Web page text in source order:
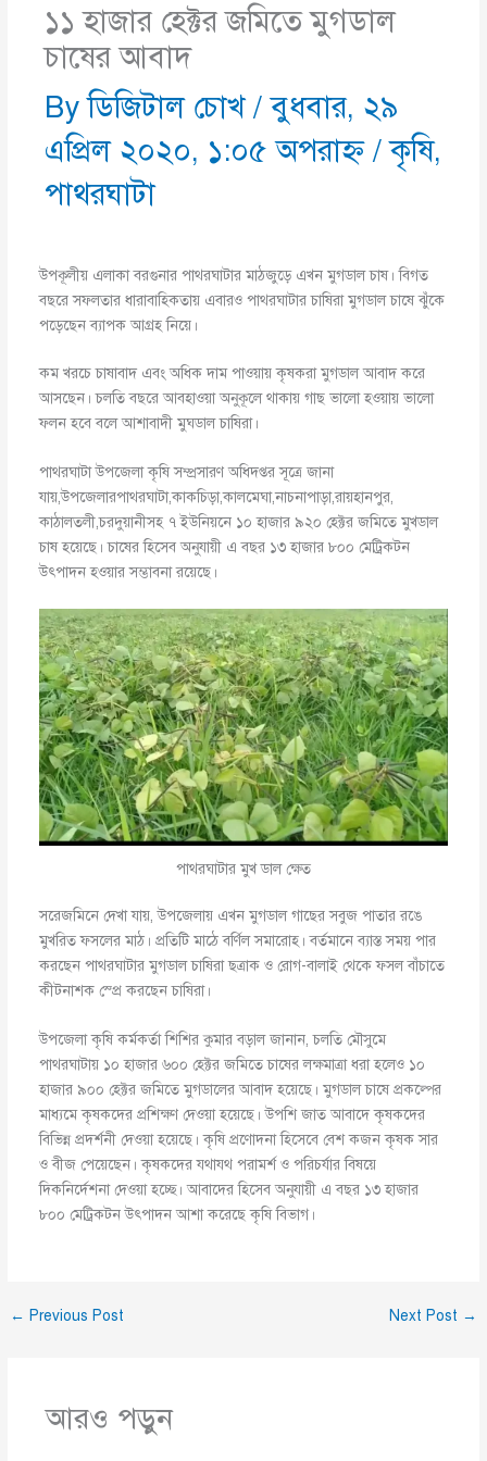
১১ হাজার হেক্টর জমিতে মুগডাল
চাষের আবাদ
Byডিজিটাল চোখ/বুধবার, ২৯
এপ্রিল ২০২০, ১:০৫ অপরাহ্ণ/কৃষি,
পাথরঘাটা
উপকূলীয় এলাকা বরগুনার পাথরঘাটার মাঠজুড়ে এখন মুগডাল চাষ। বিগত
বছরে সফলতার ধারাবাহিকতায় এবারও পাথরঘাটার চাষিরা মুগডাল চাষে ঝুঁকে
পড়েছেন ব্যাপক আগ্রহ নিয়ে।
কম খরচে চাষাবাদ এবং অধিক দাম পাওয়ায় কৃষকরা মুগডাল আবাদ করে
আসছেন। চলতি বছরে আবহাওয়া অনুকূলে থাকায় গাছ ভালো হওয়ায় ভালো
ফলন হবে বলে আশাবাদী মুঘডাল চাষিরা।
পাথরঘাটা উপজেলা কৃষি সম্প্রসারণ অধিদপ্তর সূত্রে জানা
যায়,উপজেলারপাথরঘাটা,কাকচিড়া,কালমেঘা,নাচনাপাড়া,রায়হানপুর,
কাঠালতলী,চরদুয়ানীসহ ৭ ইউনিয়নে ১০ হাজার ৯২০ হেক্টর জমিতে মুখডাল
চাষ হয়েছে। চাষের হিসেব অনুযায়ী এ বছর ১৩ হাজার ৮০০ মেট্রিকটন
উৎপাদন হওয়ার সম্ভাবনা রয়েছে।
পাথরঘাটার মুখ ডাল ক্ষেত
সরেজমিনে দেখা যায়, উপজেলায় এখন মুগডাল গাছের সবুজ পাতার রঙে
মুখরিত ফসলের মাঠ। প্রতিটি মাঠে বর্ণিল সমারোহ। বর্তমানে ব্যাস্ত সময় পার
করছেন পাথরঘাটার মুগডাল চাষিরা ছত্রাক ও রোগ-বালাই থেকে ফসল বাঁচাতে
কীটনাশক স্প্রে করছেন চাষিরা।
উপজেলা কৃষি কর্মকর্তা শিশির কুমার বড়াল জানান, চলতি মৌসুমে
পাথরঘাটায় ১০ হাজার ৬০০ হেক্টর জমিতে চাষের লক্ষমাত্রা ধরা হলেও ১০
হাজার ৯০০ হেক্টর জমিতে মুগডালের আবাদ হয়েছে। মুগডাল চাষে প্রকল্পের
মাধ্যমে কৃষকদের প্রশিক্ষণ দেওয়া হয়েছে। উপশি জাত আবাদে কৃষকদের
বিভিন্ন প্রদর্শনী দেওয়া হয়েছে। কৃষি প্রণোদনা হিসেবে বেশ কজন কৃষক সার
ও বীজ পেয়েছেন। কৃষকদের যথাযথ পরামর্শ ও পরিচর্যার বিষয়ে
দিকনির্দেশনা দেওয়া হচ্ছে। আবাদের হিসেব অনুযায়ী এ বছর ১৩ হাজার
৮০০ মেট্রিকটন উৎপাদন আশা করেছে কৃষি বিভাগ।
← Previous Post Next Post →
আরও পড়ুন